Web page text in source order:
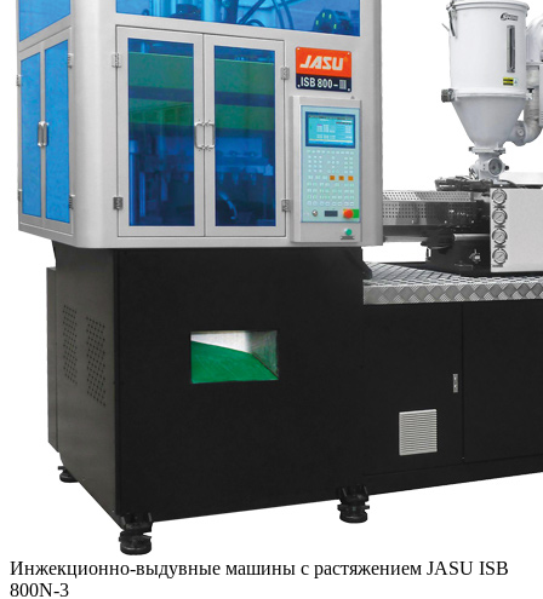
Инжекционно-выдувные машины с растяжением JASU ISB
800N-3